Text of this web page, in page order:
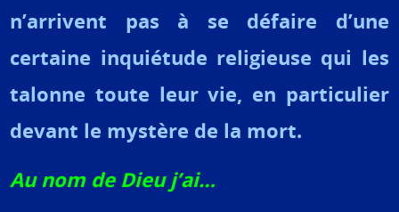
n’arrivent pas à se défaire d’une
certaine inquiétude religieuse qui les
talonne toute leur vie, en particulier
devant le mystère de la mort.
Au nom de Dieu j’ai…